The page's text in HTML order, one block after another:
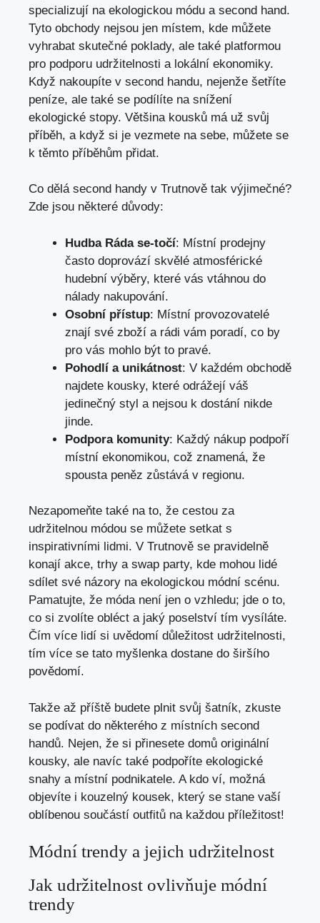
specializují na‍ ekologickou módu a second hand.
Tyto obchody nejsou jen místem, kde ​můžete ​
vyhrabat skutečné poklady, ⁢ale také platformou
pro podporu udržitelnosti a lokální ekonomiky.
Když‍ nakoupíte v second handu, nejenže šetříte
peníze, ale⁢ také‍ se podílíte ​na snížení
ekologické stopy. ⁤Většina kousků má už‍ svůj
příběh,⁢ a⁤ když si je‌ vezmete na sebe, můžete se‍
k těmto příběhům přidat.
Co dělá second ‌handy v Trutnově tak‌ výjimečné?‍
Zde jsou některé důvody:
Hudba Ráda se-točí: Místní prodejny
často doprovází skvělé atmosférické
hudební ⁢výběry, které vás vtáhnou⁤ do
nálady nakupování.
Osobní ‍přístup: Místní provozovatelé
znají své zboží ​a​ rádi vám poradí, co ​by
pro vás mohlo být to pravé.
Pohodlí‍ a ⁢unikátnost:⁢ V každém obchodě
najdete kousky, které odrážejí⁢ váš
jedinečný styl ⁤a nejsou ⁤k dostání ⁤nikde
jinde.
Podpora ‍komunity: Každý nákup podpoří
místní ekonomikou,‍ což znamená, že
spousta peněz zůstává ⁤v regionu.
Nezapomeňte také‍ na ​to, že cestou ​za
udržitelnou módou se můžete setkat ⁤s
inspirativními lidmi. V Trutnově se pravidelně
konají⁢ akce, trhy a ​swap ​party,‍ kde ‍mohou lidé
sdílet své názory na ekologickou módní scénu.
Pamatujte, že móda není jen o ​vzhledu; jde o to,
co si zvolíte obléct a jaký poselství​ tím​ vysíláte.
Čím‌ více lidí si uvědomí důležitost udržitelnosti,
⁢tím více se‌ tato ​myšlenka dostane do⁤ širšího
povědomí.
Takže ⁣až ​příště budete ‌plnit ‍svůj šatník, zkuste
se podívat ‍do některého‌ z místních second
handů. Nejen, že si ‌přinesete domů ⁢originální
kousky, ale navíc také podpoříte ekologické
snahy a místní podnikatele. ‍A kdo ví,⁢ možná
objevíte i kouzelný ​kousek, ‌který se stane ⁢vaší
oblíbenou⁣ součástí outfitů na každou příležitost!
Módní trendy ‍a jejich udržitelnost
Jak ⁢udržitelnost⁢ ovlivňuje módní
trendy